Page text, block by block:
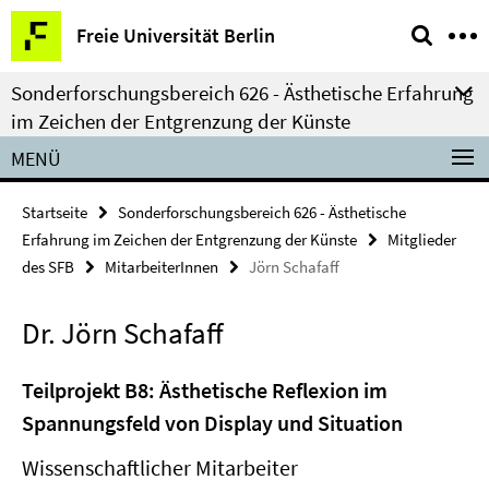
Springe
direkt
zu
Inhalt
Freie Universität Berlin
Service-
Navigation
Sonderforschungsbereich 626 - Ästhetische Erfahrung
im Zeichen der Entgrenzung der Künste
MENÜ
Startseite
Sonderforschungsbereich 626 - Ästhetische
Erfahrung im Zeichen der Entgrenzung der Künste
Mitglieder
des SFB
MitarbeiterInnen Jörn Schafaff
Dr. Jörn Schafaff
Teilprojekt B8: Ästhetische Reflexion im
Spannungsfeld von Display und Situation
Wissenschaftlicher Mitarbeiter